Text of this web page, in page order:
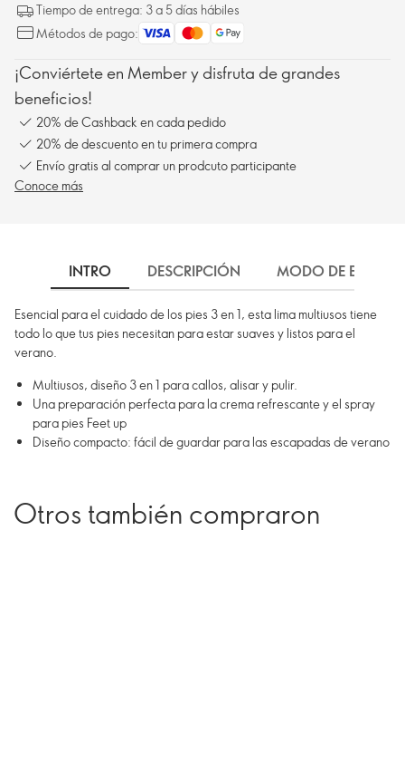
Tiempo de entrega: 3 a 5 días hábiles
Métodos de pago:
¡Conviértete en Member y disfruta de grandes
beneficios!
20% de Cashback en cada pedido
20% de descuento en tu primera compra
Envío gratis al comprar un prodcuto participante
Conoce más
INTRO DESCRIPCIÓN MODO DE EMPLEO
Esencial para el cuidado de los pies 3 en 1, esta lima multiusos tiene
todo lo que tus pies necesitan para estar suaves y listos para el
verano.
Multiusos, diseño 3 en 1 para callos, alisar y pulir.
Una preparación perfecta para la crema refrescante y el spray
para pies Feet up
Diseño compacto: fácil de guardar para las escapadas de verano
Otros también compraron